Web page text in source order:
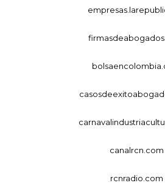
canalrcn.com
rcnradio.com